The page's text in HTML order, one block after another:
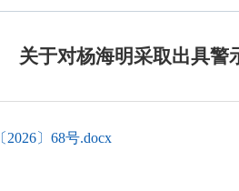
关于对杨海明采取出具警
〕68号.docx